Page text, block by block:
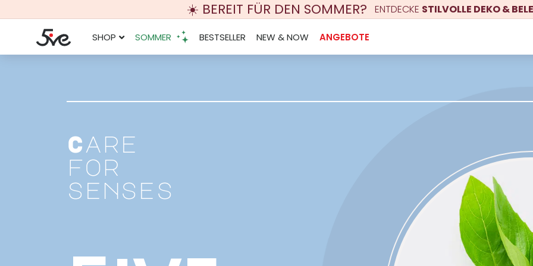
☀️ BEREIT FÜR DEN SOMMER? ENTDECKE STILVOLLE DEKO &
SHOP SOMMER BESTSELLER NEW & NOW ANGEBOTE
C a r e
fo r for
s e ns e s